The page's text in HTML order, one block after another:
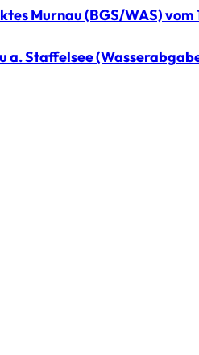
Murnau (BGS/WAS) vom
Staffelsee